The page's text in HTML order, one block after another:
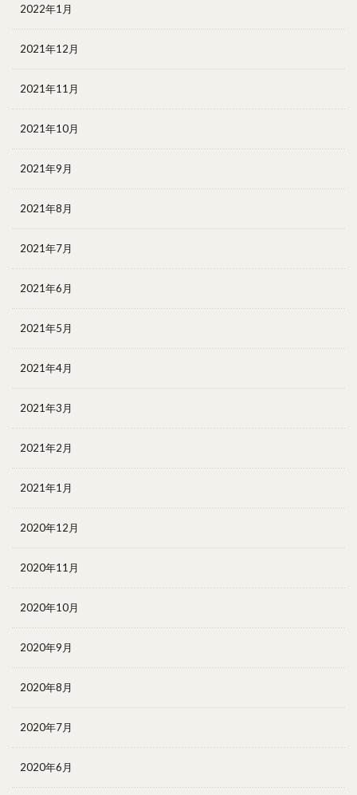
2022年1月
2021年12月
2021年11月
2021年10月
2021年9月
2021年8月
2021年7月
2021年6月
2021年5月
2021年4月
2021年3月
2021年2月
2021年1月
2020年12月
2020年11月
2020年10月
2020年9月
2020年8月
2020年7月
2020年6月